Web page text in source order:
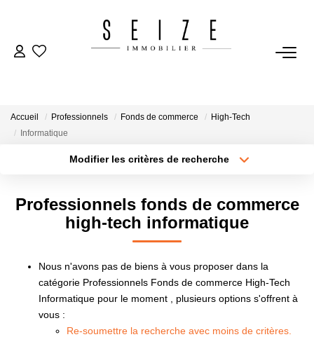
VENDRE
BIENS VENDUS
GESTION
Accueil Professionnels Fonds de commerce
High-Tech
Informatique
Modifier les critères de recherche
Sélectionnez...
Type de bien
Surface min
Créer une alerte
Professionnels fonds de commerce
high-tech informatique
Nous n'avons pas de biens à vous proposer dans la
catégorie Professionnels Fonds de commerce High-Tech
Informatique pour le moment , plusieurs options s'offrent à
vous :
Re-soumettre la recherche avec moins de critères.